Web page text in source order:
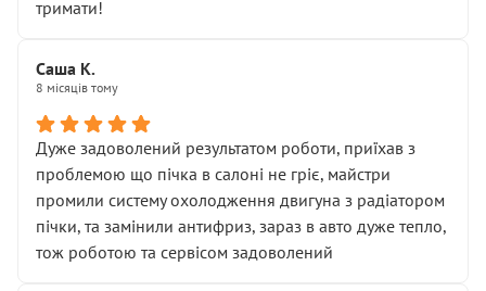
тримати!
Саша К.
8 місяців тому
Дуже задоволений результатом роботи, приїхав з
проблемою що пічка в салоні не гріє, майстри
промили систему охолодження двигуна з радіатором
пічки, та замінили антифриз, зараз в авто дуже тепло,
тож роботою та сервісом задоволений